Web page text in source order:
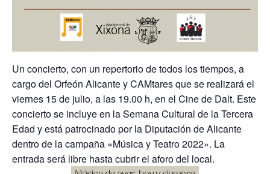
Un concierto, con un repertorio de todos los tiempos, a
cargo del Orfeón Alicante y CAMtares que se realizará el
viernes 15 de julio, a las 19.00 h, en el Cine de Dalt. Este
concierto se incluye en la Semana Cultural de la Tercera
Edad y está patrocinado por la Diputación de Alicante
dentro de la campaña «Música y Teatro 2022». La
entrada será libre hasta cubrir el aforo del local.